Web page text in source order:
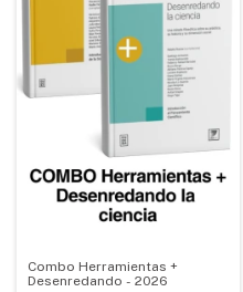
Combo Herramientas +
Desenredando - 2026